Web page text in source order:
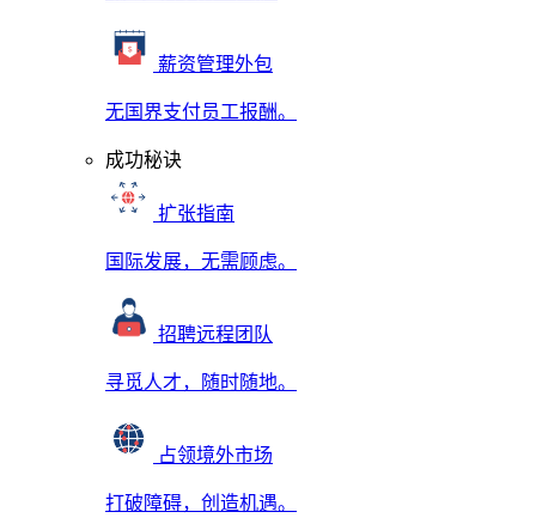
薪资管理外包
无国界支付员工报酬。
成功秘诀
扩张指南
国际发展，无需顾虑。
招聘远程团队
寻觅人才，随时随地。
占领境外市场
打破障碍，创造机遇。